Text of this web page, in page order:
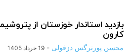
بازدید استاندار خوزستان از پتروشیمی
کارون
محسن پورنرگس دزفولی - 19 خرداد 1405